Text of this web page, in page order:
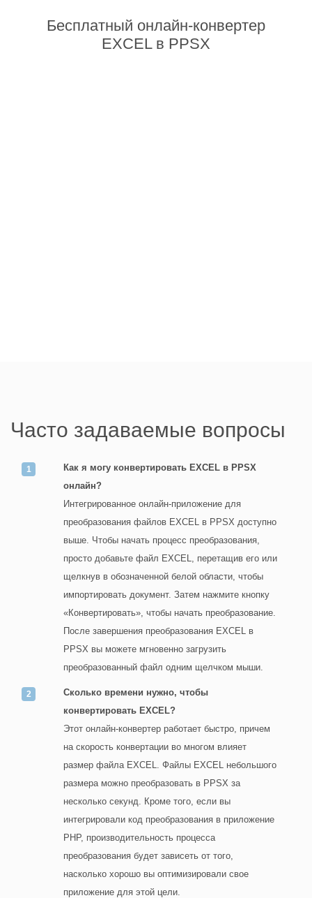
Бесплатный онлайн-конвертер
EXCEL в PPSX
Часто задаваемые вопросы
Как я могу конвертировать EXCEL в PPSX
онлайн?
Интегрированное онлайн-приложение для
преобразования файлов EXCEL в PPSX доступно
выше. Чтобы начать процесс преобразования,
просто добавьте файл EXCEL, перетащив его или
щелкнув в обозначенной белой области, чтобы
импортировать документ. Затем нажмите кнопку
«Конвертировать», чтобы начать преобразование.
После завершения преобразования EXCEL в
PPSX вы можете мгновенно загрузить
преобразованный файл одним щелчком мыши.
Сколько времени нужно, чтобы
конвертировать EXCEL?
Этот онлайн-конвертер работает быстро, причем
на скорость конвертации во многом влияет
размер файла EXCEL. Файлы EXCEL небольшого
размера можно преобразовать в PPSX за
несколько секунд. Кроме того, если вы
интегрировали код преобразования в приложение
PHP, производительность процесса
преобразования будет зависеть от того,
насколько хорошо вы оптимизировали свое
приложение для этой цели.